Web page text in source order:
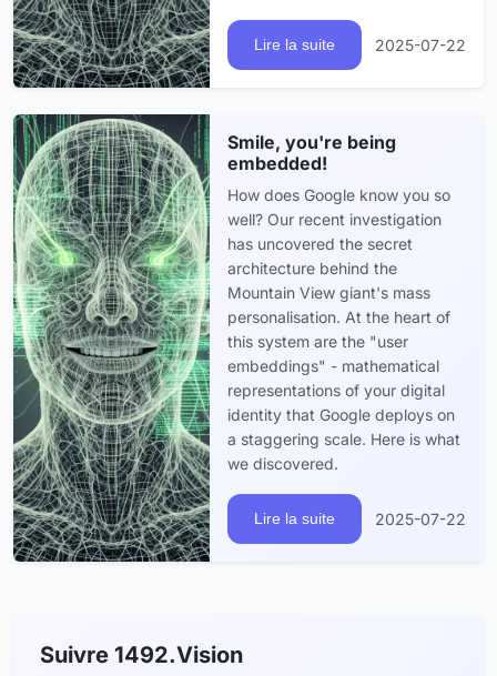
Lire la suite 2025-07-22
Smile, you're being
embedded!
How does Google know you so
well? Our recent investigation
has uncovered the secret
architecture behind the
Mountain View giant's mass
personalisation. At the heart of
this system are the "user
embeddings" - mathematical
representations of your digital
identity that Google deploys on
a staggering scale. Here is what
we discovered.
Lire la suite 2025-07-22
Suivre 1492.Vision